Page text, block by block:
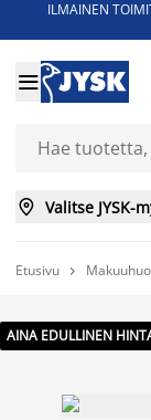
ILMAINEN

 Valitse JYSK-
Etusivu 
AINA EDULLINEN